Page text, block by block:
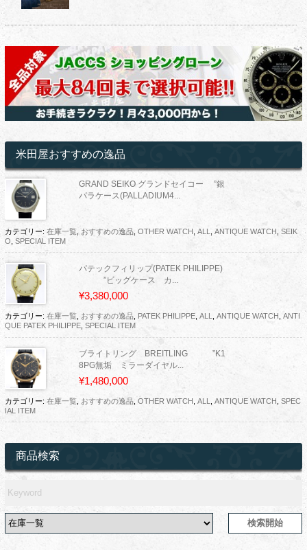
米田屋おすすめの逸品
GRAND SEIKO グランドセイコー ”銀
パラケース(PALLADIUM4...
カテゴリー: 在庫一覧, おすすめの逸品, OTHER WATCH ALL ANTIQUE WATCH SEIK
O SPECIAL ITEM
パテックフィリップ(PATEK PHILIPPE)
”ビッグケース カ...
¥3,380,000
カテゴリー: 在庫一覧, おすすめの逸品, PATEK PHILIPPE, ALL ANTIQUE WATCH
ANTI
QUE PATEK PHILIPPE, SPECIAL ITEM
ブライトリング BREITLING ”K1
8PG無垢 ミラーダイヤル...
¥1,480,000
カテゴリー: 在庫一覧, おすすめの逸品, OTHER WATCH ALL ANTIQUE WATCH SPEC
IAL ITEM
商品検索